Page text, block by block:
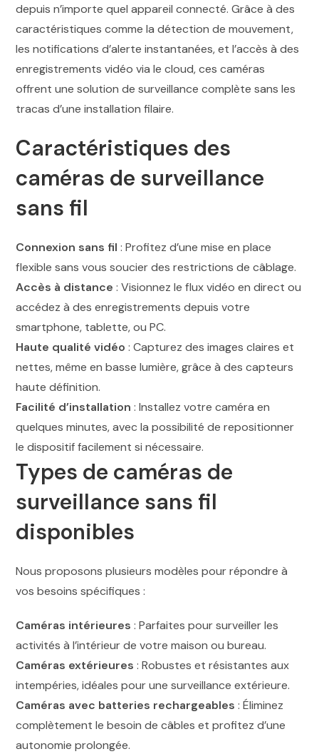
depuis n’importe quel appareil connecté. Grâce à des
caractéristiques comme la détection de mouvement,
les notifications d’alerte instantanées, et l’accès à des
enregistrements vidéo via le cloud, ces caméras
offrent une solution de surveillance complète sans les
tracas d’une installation filaire.
Caractéristiques des
caméras de surveillance
sans fil
Connexion sans fil : Profitez d’une mise en place
flexible sans vous soucier des restrictions de câblage.
Accès à distance : Visionnez le flux vidéo en direct ou
accédez à des enregistrements depuis votre
smartphone, tablette, ou PC.
Haute qualité vidéo : Capturez des images claires et
nettes, même en basse lumière, grâce à des capteurs
haute définition.
Facilité d’installation : Installez votre caméra en
quelques minutes, avec la possibilité de repositionner
le dispositif facilement si nécessaire.
Types de caméras de
surveillance sans fil
disponibles
Nous proposons plusieurs modèles pour répondre à
vos besoins spécifiques :
Caméras intérieures : Parfaites pour surveiller les
activités à l’intérieur de votre maison ou bureau.
Caméras extérieures : Robustes et résistantes aux
intempéries, idéales pour une surveillance extérieure.
Caméras avec batteries rechargeables : Éliminez
complètement le besoin de câbles et profitez d’une
autonomie prolongée.